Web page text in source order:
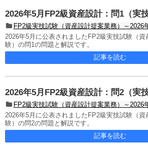
2026年5月FP2級資産設計：問1（実
FP2級実技試験（資産設計提案業務）～2026
2026年5月に公表されましたFP2級実技試験（
験）の問1の問題と解説です。
記事を読む
2026年5月FP2級資産設計：問2（実
FP2級実技試験（資産設計提案業務）～2026
2026年5月に公表されましたFP2級実技試験（
験）の問2の問題と解説です。
記事を読む